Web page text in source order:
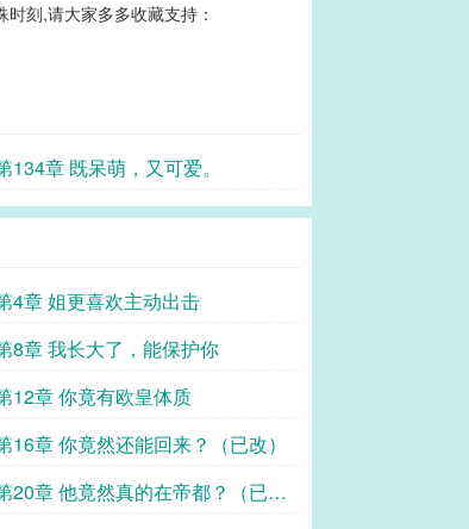
刻,请大家多多收藏支持：
134章 既呆萌，又可爱。
4章 姐更喜欢主动出击
8章 我长大了，能保护你
12章 你竟有欧皇体质
16章 你竟然还能回来？（已改）
20章 他竟然真的在帝都？（已